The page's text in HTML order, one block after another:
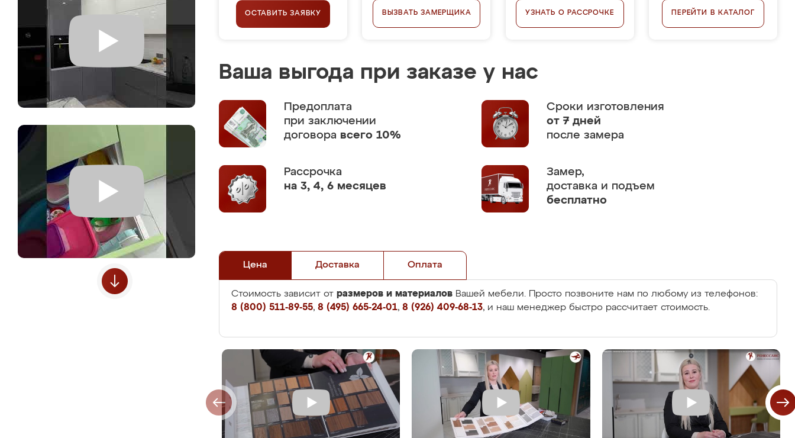
ОСТАВИТЬ ЗАЯВКУ ВЫЗВАТЬ ЗАМЕРЩИКА УЗНАТЬ О РАССРОЧКЕ ПЕРЕЙТИ В КАТАЛОГ
Ваша выгода при заказе у нас
Предоплата
при заключении
договора всего 10%
Сроки изготовления
от 7 дней
после замера
Рассрочка
на 3, 4, 6 месяцев
Замер,
доставка и подъем
бесплатно
Цена Доставка Оплата
Стоимость зависит от размеров и материалов Вашей мебели. Просто позвоните нам по любому из телефонов:
8 (800) 511-89-55, 8 (495) 665-24-01, 8 (926) 409-68-13, и наш менеджер быстро рассчитает стоимость.